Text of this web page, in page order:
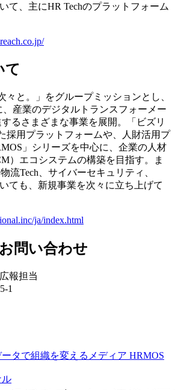
て、主にHR Techのプラットフォーム
て
々と。」をグループミッションとし、
、産業のデジタルトランスフォーメー
るさまざまな事業を展開。「ビズリ
採用プラットフォームや、人財活用プ
」シリーズを中心に、企業の人材
）エコシステムの構築を目指す。ま
流Tech、サイバーセキュリティ、
いても、新規事業を次々に立ち上げて
ja/index.html
問い合わせ
報担当
1